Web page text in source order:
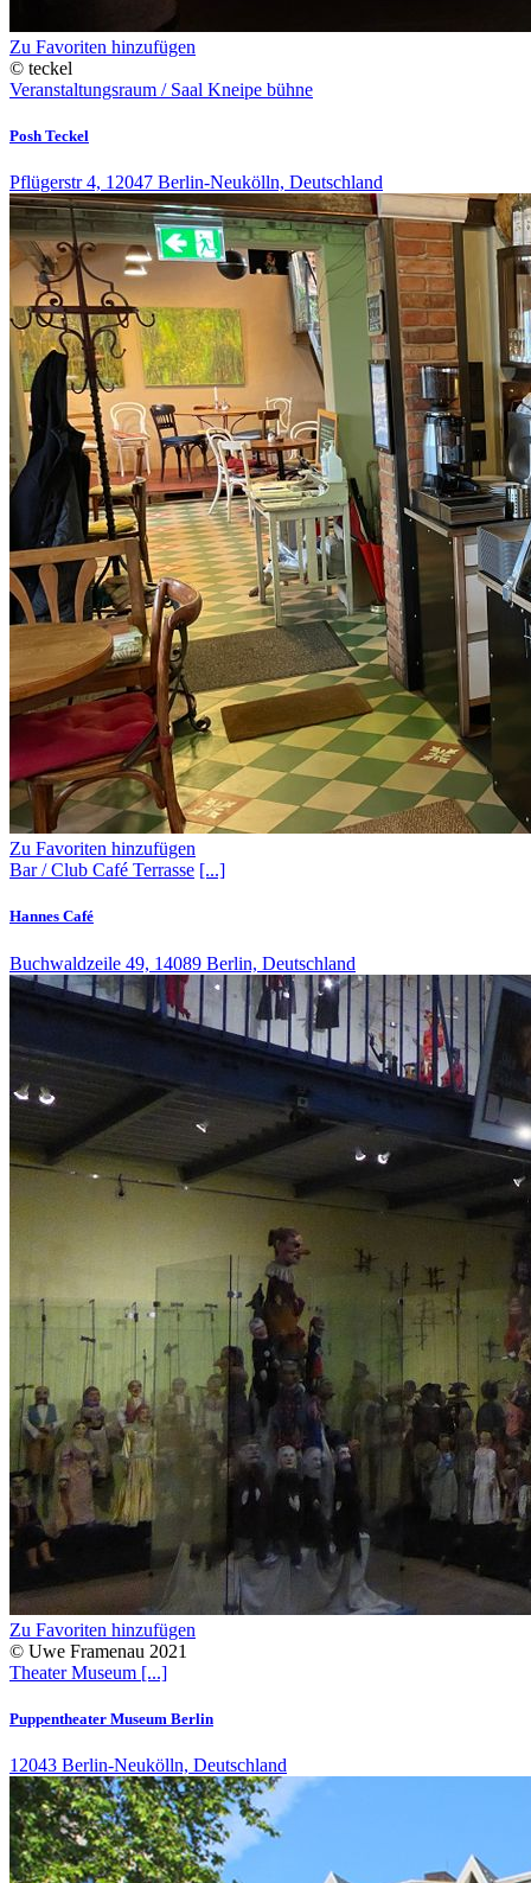
Zu Favoriten hinzufügen
© teckel
Veranstaltungsraum / Saal Kneipe bühne
Posh Teckel
Pflügerstr 4, 12047 Berlin-Neukölln, Deutschland
Zu Favoriten hinzufügen
Bar / Club Café Terrasse [...]
Hannes Café
Buchwaldzeile 49, 14089 Berlin, Deutschland
Zu Favoriten hinzufügen
© Uwe Framenau 2021
Theater Museum [...]
Puppentheater Museum Berlin
12043 Berlin-Neukölln, Deutschland